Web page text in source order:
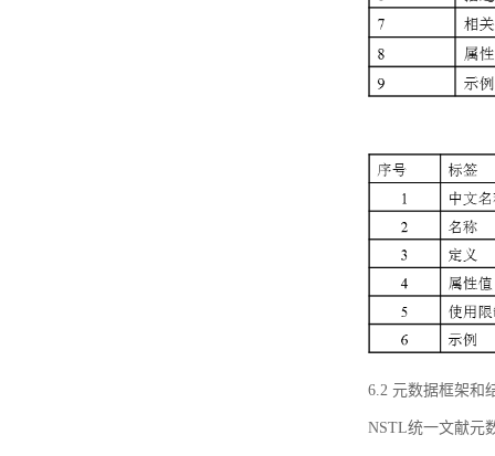
6.2 元数据框架和
NSTL统一文献元